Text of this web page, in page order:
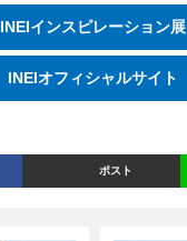
INEIインスピレーション展
INEIオフィシャルサイト
ポスト